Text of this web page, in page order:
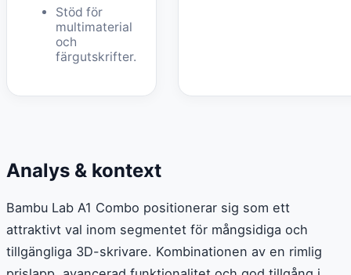
Stöd för
multimaterial
och
färgutskrifter.
Analys & kontext
Bambu Lab A1 Combo positionerar sig som ett
attraktivt val inom segmentet för mångsidiga och
tillgängliga 3D-skrivare. Kombinationen av en rimlig